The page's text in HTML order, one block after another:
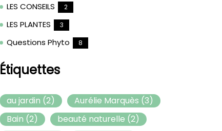
LES CONSEILS 2
LES PLANTES 3
Questions Phyto 8
Étiquettes
au jardin (2) Aurélie Marquès (3)
Bain (2) beauté naturelle (2)